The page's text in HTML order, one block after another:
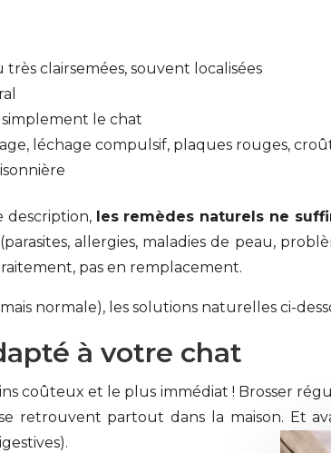
clairsemées, souvent localisées
le chat
léchage compulsif, plaques rouges,
description, les remèdes naturels ne
allergies, maladies de peau,
pas en remplacement.
normale), les solutions naturelles ci-
à votre chat
coûteux et le plus immédiat ! Brosser
retrouvent partout dans la maison. Et